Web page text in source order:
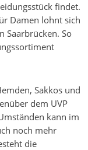
findet.
Damen lohnt sich
Saarbrücken. So
Sakkos und
dem UVP
kann im
noch mehr
die